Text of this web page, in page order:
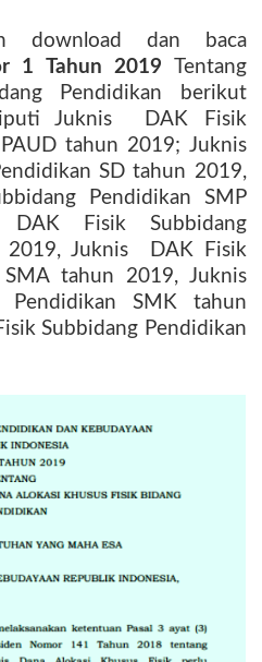
download dan baca
1 Tahun 2019 Tentang
Pendidikan berikut
Juknis
DAK Fisik
tahun 2019; Juknis
SD tahun 2019,
Pendidikan SMP
Fisik Subbidang
2019, Juknis
DAK Fisik
SMA tahun 2019, Juknis
Pendidikan SMK tahun
Subbidang Pendidikan